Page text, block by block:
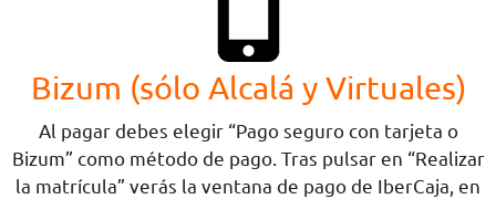
Bizum (sólo Alcalá y Virtuales)
Al pagar debes elegir “Pago seguro con tarjeta o
Bizum” como método de pago. Tras pulsar en “Realizar
la matrícula” verás la ventana de pago de IberCaja, en